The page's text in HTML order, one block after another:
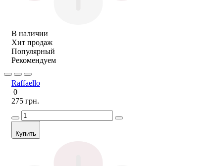
В наличии
Хит продаж
Популярный
Рекомендуем
Raffaello
0
275 грн.
Купить